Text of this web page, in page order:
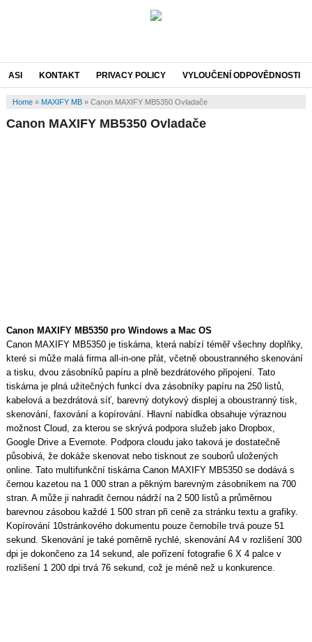
ASI KONTAKT PRIVACY POLICY VYLOUČENÍ ODPOVĚDNOSTI
Home» MAXIFY MB» Canon MAXIFY MB5350 Ovladače
Canon MAXIFY MB5350 Ovladače
Canon MAXIFY MB5350 pro Windows a Mac OS
Canon MAXIFY MB5350 je tiskárna, která nabízí téměř všechny doplňky,
které si může malá firma all-in-one přát, včetně oboustranného skenování
a tisku, dvou zásobníků papíru a plně bezdrátového připojení. Tato
tiskárna je plná užitečných funkcí dva zásobníky papíru na 250 listů,
kabelová a bezdrátová síť, barevný dotykový displej a oboustranný tisk,
skenování, faxování a kopírování. Hlavní nabídka obsahuje výraznou
možnost Cloud, za kterou se skrývá podpora služeb jako Dropbox,
Google Drive a Evernote. Podpora cloudu jako taková je dostatečně
působivá, že dokáže skenovat nebo tisknout ze souborů uložených
online. Tato multifunkční tiskárna Canon MAXIFY MB5350 se dodává s
černou kazetou na 1 000 stran a pěkným barevným zásobníkem na 700
stran. A může ji nahradit černou nádrží na 2 500 listů a průměrnou
barevnou zásobou každé 1 500 stran při ceně za stránku textu a grafiky.
Kopírování 10stránkového dokumentu pouze černobíle trvá pouze 51
sekund. Skenování je také poměrně rychlé, skenování A4 v rozlišení 300
dpi je dokončeno za 14 sekund, ale pořízení fotografie 6 X 4 palce v
rozlišení 1 200 dpi trvá 76 sekund, což je méně než u konkurence.